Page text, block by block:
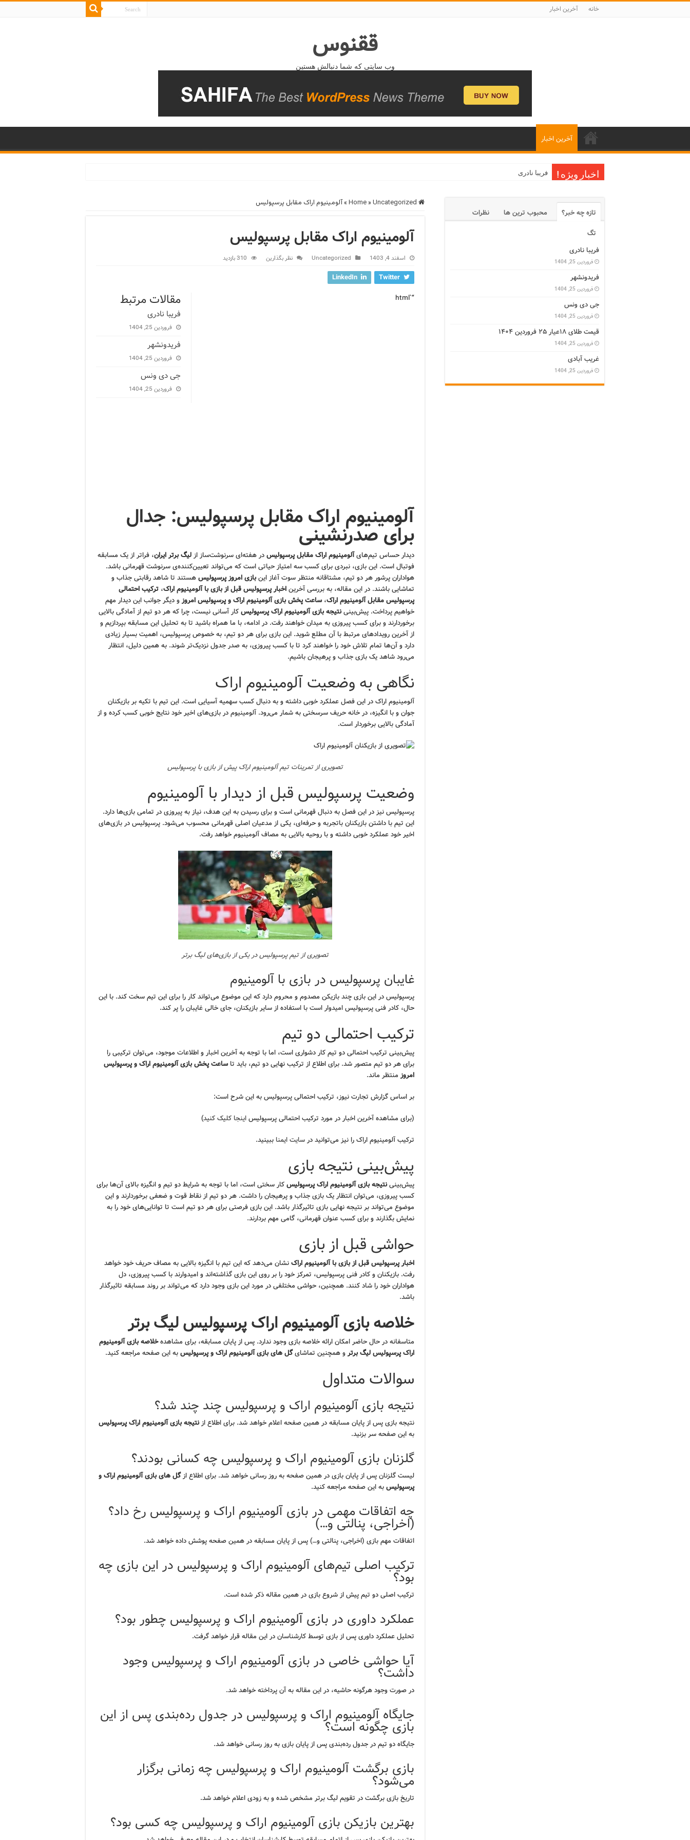
خانه آخرین اخبار
ققنوس
وب سایتی که شما دنبالش هستین
آخرین اخبار
اخبار ویژه ! فریبا نادری
» Uncategorized
» آلومینیوم اراک مقابل پرسپولیس
آلومینیوم اراک مقابل پرسپولیس
اسفند 4, 1403 Uncategorized نظر بگذارین 310 بازدید
Twitter
LinkedIn
مقالات مرتبط
فریبا نادری
فروردین 25, 1404
فریدونشهر
فروردین 25, 1404
جی دی ونس
فروردین 25, 1404
“`html
آلومینیوم اراک مقابل پرسپولیس: جدال
برای صدرنشینی
دیدار حساس تیم‌هایآلومینیوم اراک مقابل پرسپولیسدر هفته‌ای سرنوشت‌ساز ازلیگ برتر ایران، فراتر از یک مسابقه
فوتبال است. این بازی، نبردی برای کسب سه امتیاز حیاتی است که می‌تواند تعیین‌کننده‌ی سرنوشت قهرمانی باشد.
هواداران پرشور هر دو تیم، مشتاقانه منتظر سوت آغاز اینبازی امروز پرسپولیسهستند تا شاهد رقابتی جذاب و
تماشایی باشند. در این مقاله، به بررسی آخریناخبار پرسپولیس قبل از بازی با آلومینیوم اراک، ترکیب احتمالی
پرسپولیس مقابل آلومینیوم اراک، ساعت پخش بازی آلومینیوم اراک و پرسپولیس امروزو دیگر جوانب این دیدار مهم
خواهیم پرداخت. پیش‌بینینتیجه بازی آلومینیوم اراک پرسپولیسکار آسانی نیست، چرا که هر دو تیم از آمادگی بالایی
برخوردارند و برای کسب پیروزی به میدان خواهند رفت. در ادامه، با ما همراه باشید تا به تحلیل این مسابقه بپردازیم و
از آخرین رویدادهای مرتبط با آن مطلع شوید. این بازی برای هر دو تیم، به خصوص پرسپولیس، اهمیت بسیار زیادی
دارد و آن‌ها تمام تلاش خود را خواهند کرد تا با کسب پیروزی، به صدر جدول نزدیک‌تر شوند. به همین دلیل، انتظار
می‌رود شاهد یک بازی جذاب و پرهیجان باشیم.
نگاهی به وضعیت آلومینیوم اراک
آلومینیوم اراک در این فصل عملکرد خوبی داشته و به دنبال کسب سهمیه آسیایی است. این تیم با تکیه بر بازیکنان
جوان و با انگیزه، در خانه حریف سرسختی به شمار می‌رود. آلومینیوم در بازی‌های اخیر خود نتایج خوبی کسب کرده و از
آمادگی بالایی برخوردار است.
تصویری از تمرینات تیم آلومینیوم اراک پیش از بازی با پرسپولیس
وضعیت پرسپولیس قبل از دیدار با آلومینیوم
پرسپولیس نیز در این فصل به دنبال قهرمانی است و برای رسیدن به این هدف، نیاز به پیروزی در تمامی بازی‌ها دارد.
این تیم با داشتن بازیکنان باتجربه و حرفه‌ای، یکی از مدعیان اصلی قهرمانی محسوب می‌شود. پرسپولیس در بازی‌های
اخیر خود عملکرد خوبی داشته و با روحیه بالایی به مصاف آلومینیوم خواهد رفت.
تصویری از تیم پرسپولیس در یکی از بازی‌های لیگ برتر
غایبان پرسپولیس در بازی با آلومینیوم
پرسپولیس در این بازی چند بازیکن مصدوم و محروم دارد که این موضوع می‌تواند کار را برای این تیم سخت کند. با این
حال، کادر فنی پرسپولیس امیدوار است با استفاده از سایر بازیکنان، جای خالی غایبان را پر کند.
ترکیب احتمالی دو تیم
پیش‌بینی ترکیب احتمالی دو تیم کار دشواری است، اما با توجه به آخرین اخبار و اطلاعات موجود، می‌توان ترکیبی را
برای هر دو تیم متصور شد. برای اطلاع از ترکیب نهایی دو تیم، باید تا ساعت پخش بازی آلومینیوم اراک و پرسپولیس
امروزمنتظر ماند.
بر اساس گزارش تجارت نیوز، ترکیب احتمالی پرسپولیس به این شرح است:
(برای مشاهده آخرین اخبار در مورد ترکیب احتمالی پرسپولیساینجا کلیک کنید)
ترکیب آلومینیوم اراک را نیز می‌توانید درسایت ایمنا ببینید.
پیش‌بینی نتیجه بازی
پیش‌بینینتیجه بازی آلومینیوم اراک پرسپولیسکار سختی است، اما با توجه به شرایط دو تیم و انگیزه بالای آن‌ها برای
کسب پیروزی، می‌توان انتظار یک بازی جذاب و پرهیجان را داشت. هر دو تیم از نقاط قوت و ضعفی برخوردارند و این
موضوع می‌تواند بر نتیجه نهایی بازی تاثیرگذار باشد. این بازی فرصتی برای هر دو تیم است تا توانایی‌های خود را به
نمایش بگذارند و برای کسب عنوان قهرمانی، گامی مهم بردارند.
حواشی قبل از بازی
اخبار پرسپولیس قبل از بازی با آلومینیوم اراکنشان می‌دهد که این تیم با انگیزه بالایی به مصاف حریف خود خواهد
رفت. بازیکنان و کادر فنی پرسپولیس، تمرکز خود را بر روی این بازی گذاشته‌اند و امیدوارند با کسب پیروزی، دل
هواداران خود را شاد کنند. همچنین، حواشی مختلفی در مورد این بازی وجود دارد که می‌تواند بر روند مسابقه تاثیرگذار
باشد.
خلاصه بازی آلومینیوم اراک پرسپولیس لیگ برتر
متاسفانه در حال حاضر امکان ارائه خلاصه بازی وجود ندارد. پس از پایان مسابقه، برای مشاهدهخلاصه بازی آلومینیوم
اراک پرسپولیس لیگ برترو همچنین تماشایگل های بازی آلومینیوم اراک و پرسپولیسبه این صفحه مراجعه کنید.
سوالات متداول
نتیجه بازی آلومینیوم اراک و پرسپولیس چند چند شد؟
نتیجه بازی پس از پایان مسابقه در همین صفحه اعلام خواهد شد. برای اطلاع ازنتیجه بازی آلومینیوم اراک پرسپولیس
به این صفحه سر بزنید.
گلزنان بازی آلومینیوم اراک و پرسپولیس چه کسانی بودند؟
لیست گلزنان پس از پایان بازی در همین صفحه به روز رسانی خواهد شد. برای اطلاع ازگل های بازی آلومینیوم اراک و
پرسپولیسبه این صفحه مراجعه کنید.
چه اتفاقات مهمی در بازی آلومینیوم اراک و پرسپولیس رخ داد؟
(اخراجی، پنالتی و…)
اتفاقات مهم بازی (اخراجی، پنالتی و…) پس از پایان مسابقه در همین صفحه پوشش داده خواهد شد.
ترکیب اصلی تیم‌های آلومینیوم اراک و پرسپولیس در این بازی چه
بود؟
ترکیب اصلی دو تیم پیش از شروع بازی در همین مقاله ذکر شده است.
عملکرد داوری در بازی آلومینیوم اراک و پرسپولیس چطور بود؟
تحلیل عملکرد داوری پس از بازی توسط کارشناسان در این مقاله قرار خواهد گرفت.
آیا حواشی خاصی در بازی آلومینیوم اراک و پرسپولیس وجود
داشت؟
در صورت وجود هرگونه حاشیه، در این مقاله به آن پرداخته خواهد شد.
جایگاه آلومینیوم اراک و پرسپولیس در جدول رده‌بندی پس از این
بازی چگونه است؟
جایگاه دو تیم در جدول رده‌بندی پس از پایان بازی به روز رسانی خواهد شد.
بازی برگشت آلومینیوم اراک و پرسپولیس چه زمانی برگزار
می‌شود؟
تاریخ بازی برگشت در تقویم لیگ برتر مشخص شده و به زودی اعلام خواهد شد.
بهترین بازیکن بازی آلومینیوم اراک و پرسپولیس چه کسی بود؟
تازه چه خبر؟ محبوب ترین ها
نظرات
تگ
فریبا نادری
فروردین 25, 1404
فریدونشهر
فروردین 25, 1404
جی دی ونس
فروردین 25, 1404
قیمت طلای ۱۸عیار ۲۵ فروردین ۱۴۰۴
فروردین 25, 1404
غریب آبادی
فروردین 25, 1404